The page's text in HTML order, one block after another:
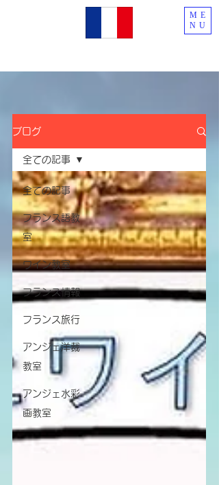
ME
NU
ブログ
全ての記事
フランス語教
室
ワイン教室
フランス情報
フランス旅行
アンジェ洋裁
教室
アンジェ水彩
画教室
全ての記事